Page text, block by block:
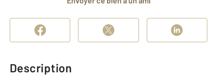
Description